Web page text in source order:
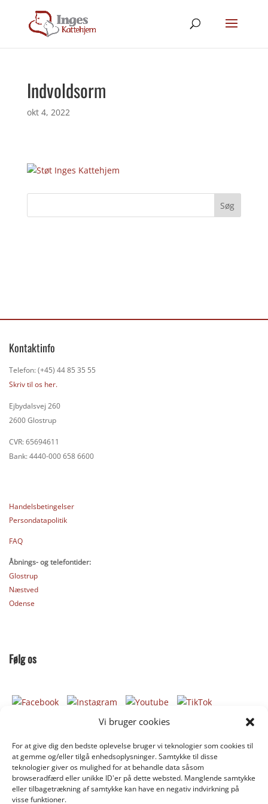
Vi bruger cookies
For at give dig den bedste oplevelse bruger vi teknologier som cookies til
at gemme og/eller tilgå enhedsoplysninger. Samtykke til disse
teknologier giver os mulighed for at behandle data såsom
browseradfærd eller unikke ID'er på dette websted. Manglende samtykke
eller tilbagetrækning af samtykke kan have en negativ indvirkning på
visse funktioner.
Indvoldsorm
okt 4, 2022
Kontaktinfo
Telefon: (+45) 44 85 35 55
Skriv til os her.
Ejbydalsvej 260
2600 Glostrup
CVR: 65694611
Bank: 4440-000 658 6600
Handelsbetingelser
Persondatapolitik
FAQ
Åbnings- og telefontider:
Glostrup
Næstved
Odense
Følg os
Donér til Inges Kattehjem
DONÉR